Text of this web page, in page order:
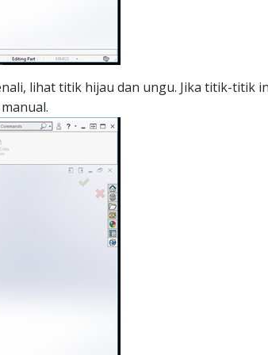
lihat titik hijau dan ungu. Jika titik-titik